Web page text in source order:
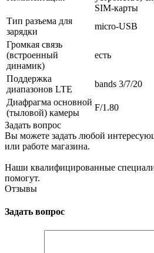
SIM-карты
Тип разъема для
зарядки
micro-USB
Громкая связь
(встроенный
динамик)
есть
Поддержка
диапазонов LTE
bands 3/7/20
Диафрагма основной
(тыловой) камеры
F/1.80
Задать вопрос
Вы можете задать любой
или работе магазина.
Наши квалифицированные
помогут.
Отзывы
Задать вопрос